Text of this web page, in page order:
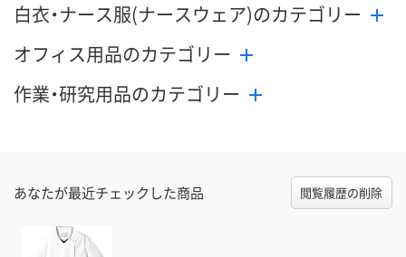
白衣・ナース服(ナースウェア)のカテゴリー
オフィス用品のカテゴリー
作業・研究用品のカテゴリー
あなたが最近チェックした商品 閲覧履歴の削除